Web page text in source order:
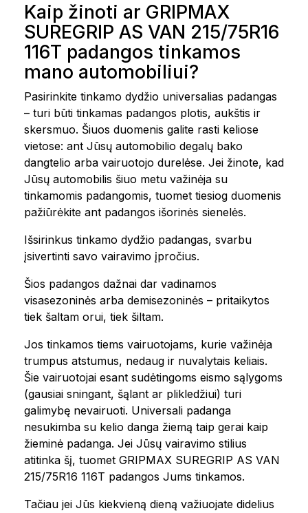
Kaip žinoti ar GRIPMAX
SUREGRIP AS VAN 215/75R16
116T padangos tinkamos
mano automobiliui?
Pasirinkite tinkamo dydžio universalias padangas
– turi būti tinkamas padangos plotis, aukštis ir
skersmuo. Šiuos duomenis galite rasti keliose
vietose: ant Jūsų automobilio degalų bako
dangtelio arba vairuotojo durelėse. Jei žinote, kad
Jūsų automobilis šiuo metu važinėja su
tinkamomis padangomis, tuomet tiesiog duomenis
pažiūrėkite ant padangos išorinės sienelės.
Išsirinkus tinkamo dydžio padangas, svarbu
įsivertinti savo vairavimo įpročius.
Šios padangos dažnai dar vadinamos
visasezoninės arba demisezoninės – pritaikytos
tiek šaltam orui, tiek šiltam.
Jos tinkamos tiems vairuotojams, kurie važinėja
trumpus atstumus, nedaug ir nuvalytais keliais.
Šie vairuotojai esant sudėtingoms eismo sąlygoms
(gausiai sningant, šąlant ar plikledžiui) turi
galimybę nevairuoti. Universali padanga
nesukimba su kelio danga žiemą taip gerai kaip
žieminė padanga. Jei Jūsų vairavimo stilius
atitinka šį, tuomet GRIPMAX SUREGRIP AS VAN
215/75R16 116T padangos Jums tinkamos.
Tačiau jei Jūs kiekvieną dieną važiuojate didelius